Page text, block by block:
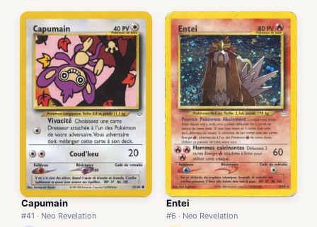
Capumain
#41 · Neo Revelation
Entei
#6 · Neo Revelation